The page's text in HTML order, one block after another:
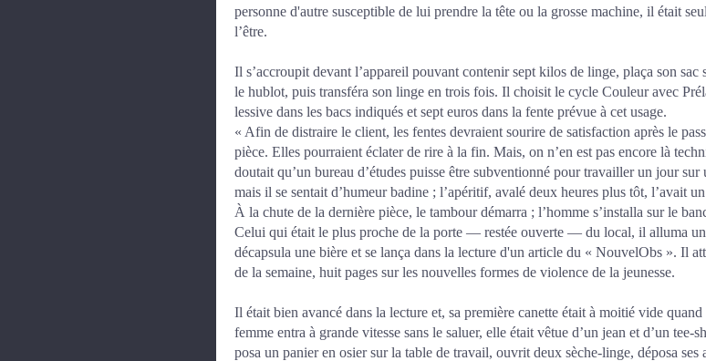
personne d'autre susceptible de lui prendre la tête ou la grosse machine, il était
l’être.
Il s’accroupit devant l’appareil pouvant contenir sept kilos de linge, plaça son sac
le hublot, puis transféra son linge en trois fois. Il choisit le cycle Couleur avec
lessive dans les bacs indiqués et sept euros dans la fente prévue à cet usage.
« Afin de distraire le client, les fentes devraient sourire de satisfaction après le
pièce. Elles pourraient éclater de rire à la fin. Mais, on n’en est pas encore là
doutait qu’un bureau d’études puisse être subventionné pour travailler un jour sur
mais il se sentait d’humeur badine ; l’apéritif, avalé deux heures plus tôt, l’avait
À la chute de la dernière pièce, le tambour démarra ; l’homme s’installa sur le
Celui qui était le plus proche de la porte — restée ouverte — du local, il alluma
décapsula une bière et se lança dans la lecture d'un article du « NouvelObs ». Il
de la semaine, huit pages sur les nouvelles formes de violence de la jeunesse.
Il était bien avancé dans la lecture et, sa première canette était à moitié vide quand
femme entra à grande vitesse sans le saluer, elle était vêtue d’un jean et d’un tee-
posa un panier en osier sur la table de travail, ouvrit deux sèche-linge, déposa ses